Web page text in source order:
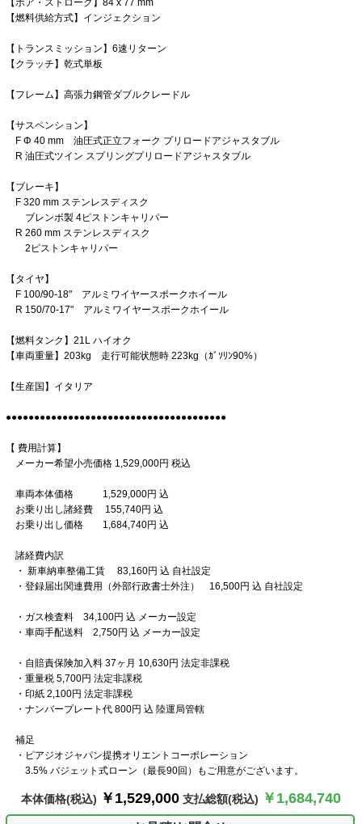
【燃料供給方式】インジェクション
【トランスミッション】6速リターン
【クラッチ】乾式単板
【フレーム】高張力鋼管ダブルクレードル
【サスペンション】
F Φ 40 mm 油圧式正立フォーク プリロードアジャスタブル
R 油圧式ツイン スプリングプリロードアジャスタブル
【ブレーキ】
F 320 mm ステンレスディスク
ブレンボ製 4ピストンキャリパー
R 260 mm ステンレスディスク
2ピストンキャリパー
【タイヤ】
F 100/90-18" アルミワイヤースポークホイール
R 150/70-17" アルミワイヤースポークホイール
【燃料タンク】21L ハイオク
【車両重量】203kg 走行可能状態時 223kg（ｶﾞｿﾘﾝ90%）
【生産国】イタリア
●●●●●●●●●●●●●●●●●●●●●●●●●●●●●●●●●●●●●●●
【 費用計算】
メーカー希望小売価格 1,529,000円 税込
車両本体価格 1,529,000円 込
お乗り出し諸経費 155,740円 込
お乗り出し価格 1,684,740円 込
諸経費内訳
・ 新車納車整備工賃 83,160円 込 自社設定
・登録届出関連費用（外部行政書士外注） 16,500円 込 自社設定
・ガス検査料 34,100円 込 メーカー設定
・車両手配送料 2,750円 込 メーカー設定
・自賠責保険加入料 37ヶ月 10,630円 法定非課税
・重量税 5,700円 法定非課税
・印紙 2,100円 法定非課税
・ナンバープレート代 800円 込 陸運局管轄
補足
・ピアジオジャパン提携オリエントコーポレーション
3.5% バジェット式ローン（最長90回）もご用意がございます。
本体価格(税込) ￥1,529,000 支払総額(税込) ￥1,684,740